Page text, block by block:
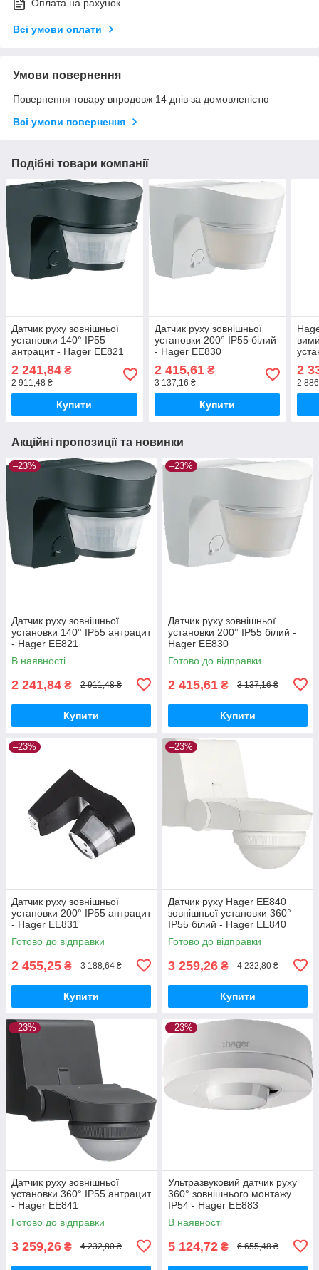
Оплата на рахунок
Всі умови оплати
Умови повернення
Повернення товару впродовж 14 днів за домовленістю
Всі умови повернення
Подібні товари компанії
Датчик руху зовнішньої
установки 140° IP55
антрацит - Hager EE821
2 241,84 ₴
2 911,48 ₴
Купити
Датчик руху зовнішньої
установки 200° IP55 білий
- Hager EE830
2 415,61₴
3 137,16 ₴
Купити
2
2
Акційні пропозиції та новинки
–23%
Датчик руху зовнішньої
установки 140° IP55 антрацит
- Hager EE821
В наявності
2 241,84 ₴ 2 911,48 ₴
Купити
–23%
Датчик руху зовнішньої
установки 200° IP55 білий -
Hager EE830
Готово до відправки
2 415,61 ₴ 3 137,16 ₴
Купити
–23%
Датчик руху зовнішньої
установки 200° IP55 антрацит
- Hager EE831
Готово до відправки
2 455,25 ₴ 3 188,64 ₴
Купити
–23%
Датчик руху Hager EE840
зовнішньої установки 360°
IP55 білий - Hager EE840
Готово до відправки
3 259,26 ₴ 4 232,80 ₴
Купити
–23%
Датчик руху зовнішньої
установки 360° IP55 антрацит
- Hager EE841
Готово до відправки
3 259,26 ₴ 4 232,80 ₴
–23%
Ультразвуковий датчик руху
360° зовнішнього монтажу
IP54 - Hager EE883
В наявності
5 124,72 ₴ 6 655,48 ₴